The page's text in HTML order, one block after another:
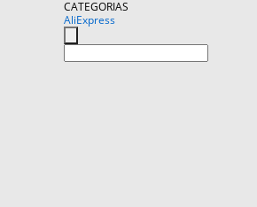
CATEGORIAS
AliExpress